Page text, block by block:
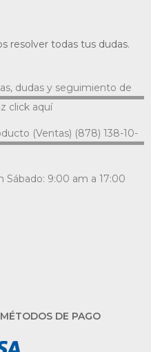
resolver todas tus dudas.
dudas y seguimiento de
click aquí
(Ventas) (878) 138-10-
Sábado: 9:00 am a 17:00
MÉTODOS DE PAGO